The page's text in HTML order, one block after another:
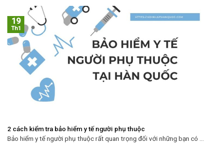
2 cách kiểm tra bảo hiểm y tế người phụ thuộc
Bảo hiểm y tế người phụ thuộc rất quan trọng đối với những bạn có ...
19
Th1